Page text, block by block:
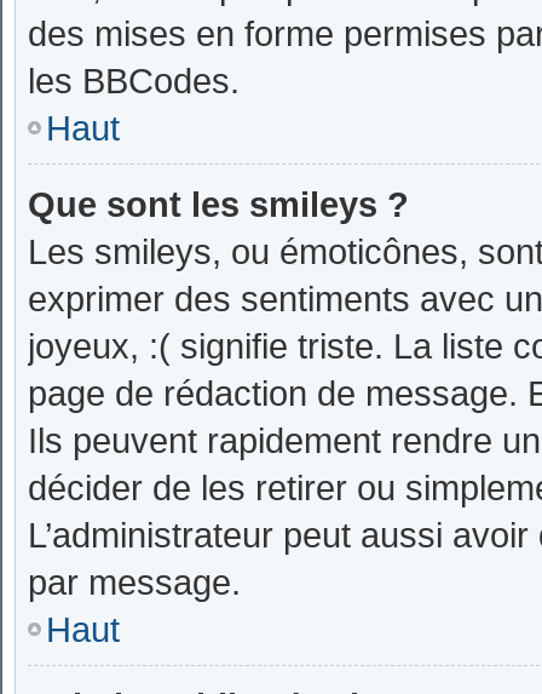
des mises en forme permises
les BBCodes.
Haut
Que sont les smileys ?
Les smileys, ou émoticônes,
exprimer des sentiments avec
joyeux, :( signifie triste. La liste
page de rédaction de message.
Ils peuvent rapidement rendre
décider de les retirer ou
L’administrateur peut aussi
par message.
Haut